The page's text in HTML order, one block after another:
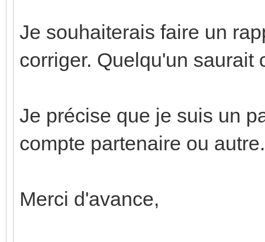
Je souhaiterais faire un
corriger. Quelqu'un
Je précise que je suis un
compte partenaire ou autre.
Merci d'avance,